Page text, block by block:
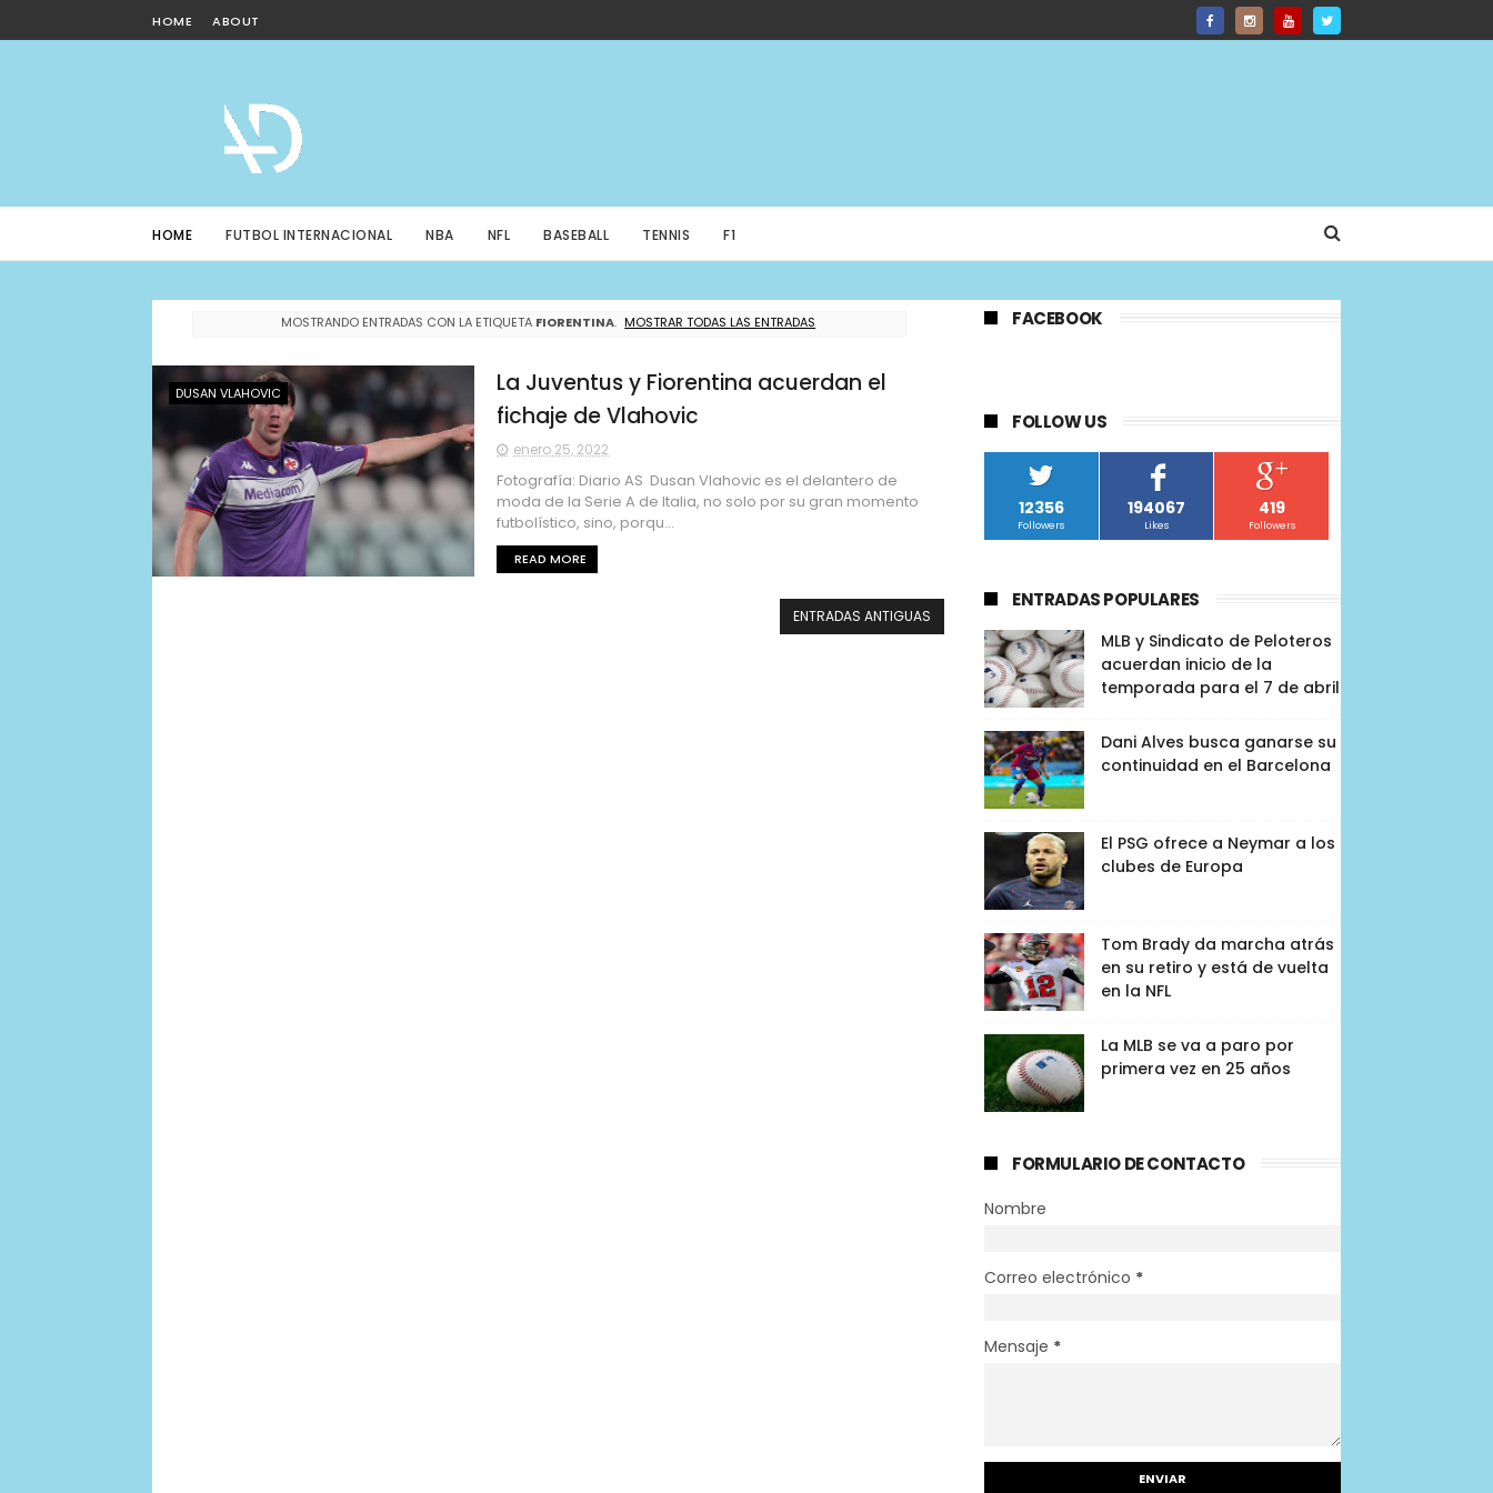
HOME ABOUT
HOME FUTBOL INTERNACIONAL NBA NFL BASEBALL TENNIS F1
MOSTRANDO ENTRADAS CON LA ETIQUETA FIORENTINA. MOSTRAR TODAS LAS ENTRADAS
DUSAN VLAHOVIC
La Juventus y Fiorentina acuerdan el
fichaje de Vlahovic
enero 25, 2022
Fotografía: Diario AS Dusan Vlahovic es el delantero de
moda de la Serie A de Italia, no solo por su gran momento
futbolístico, sino, porqu...
READ MORE
ENTRADAS ANTIGUAS
FACEBOOK
FOLLOW US
12356
Followers
194067
Likes
419
Followers
ENTRADAS POPULARES
MLB y Sindicato de Peloteros
acuerdan inicio de la
temporada para el 7 de abril
Dani Alves busca ganarse su
continuidad en el Barcelona
El PSG ofrece a Neymar a los
clubes de Europa
Tom Brady da marcha atrás
en su retiro y está de vuelta
en la NFL
La MLB se va a paro por
primera vez en 25 años
FORMULARIO DE CONTACTO
Nombre
Correo electrónico *
Mensaje *